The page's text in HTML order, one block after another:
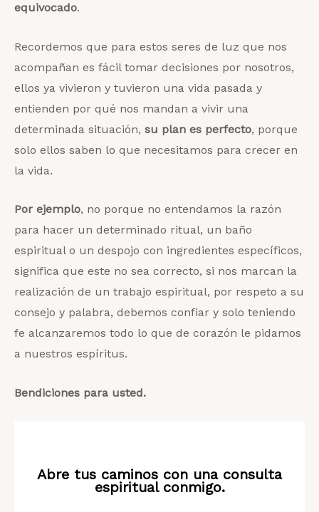
equivocado.
Recordemos que para estos seres de luz que nos
acompañan es fácil tomar decisiones por nosotros,
ellos ya vivieron y tuvieron una vida pasada y
entienden por qué nos mandan a vivir una
determinada situación, su plan es perfecto, porque
solo ellos saben lo que necesitamos para crecer en
la vida.
Por ejemplo, no porque no entendamos la razón
para hacer un determinado ritual, un baño
espiritual o un despojo con ingredientes específicos,
significa que este no sea correcto, si nos marcan la
realización de un trabajo espiritual, por respeto a su
consejo y palabra, debemos confiar y solo teniendo
fe alcanzaremos todo lo que de corazón le pidamos
a nuestros espíritus.
Bendiciones para usted.
Abre tus caminos con una consulta
espiritual conmigo.